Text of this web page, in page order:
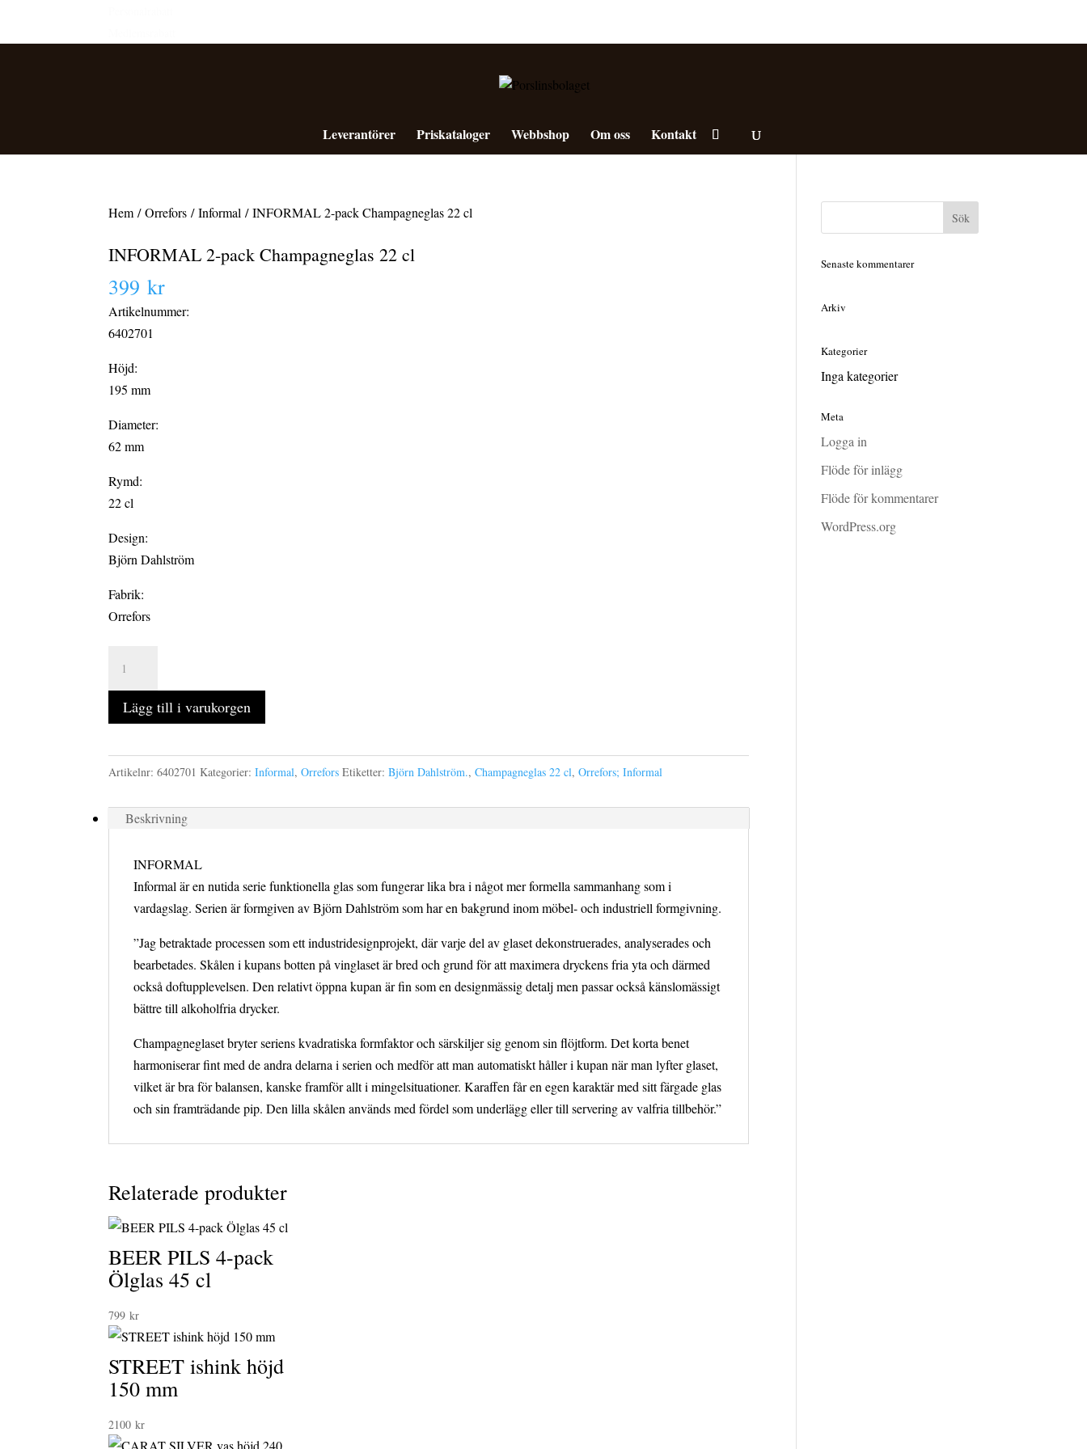
Leverantörer Priskataloger Webbshop Om oss Kontakt
Hem /Orrefors /Informal / INFORMAL 2-pack Champagneglas 22 cl
INFORMAL 2-pack Champagneglas 22 cl
399kr
Artikelnummer:
6402701
Höjd:
195 mm
Diameter:
62 mm
Rymd:
22 cl
Design:
Björn Dahlström
Fabrik:
Orrefors
pack
Champagneglas
cl
Lägg till i varukorgen
Artikelnr:6402701 Kategorier:Informal,Orrefors Etiketter:Björn Dahlström.,Champagneglas 22 cl,Orrefors; Informal
Beskrivning
INFORMAL
Informal är en nutida serie funktionella glas som fungerar lika bra i något mer formella sammanhang som i
vardagslag. Serien är formgiven av Björn Dahlström som har en bakgrund inom möbel- och industriell formgivning.
”Jag betraktade processen som ett industridesignprojekt, där varje del av glaset dekonstruerades, analyserades och
bearbetades. Skålen i kupans botten på vinglaset är bred och grund för att maximera dryckens fria yta och därmed
också doftupplevelsen. Den relativt öppna kupan är fin som en designmässig detalj men passar också känslomässigt
bättre till alkoholfria drycker.
Champagneglaset bryter seriens kvadratiska formfaktor och särskiljer sig genom sin flöjtform. Det korta benet
harmoniserar fint med de andra delarna i serien och medför att man automatiskt håller i kupan när man lyfter glaset,
vilket är bra för balansen, kanske framför allt i mingelsituationer. Karaffen får en egen karaktär med sitt färgade glas
och sin framträdande pip. Den lilla skålen används med fördel som underlägg eller till servering av valfria tillbehör.”
Relaterade produkter
BEER PILS 4-pack
Ölglas 45 cl
799kr
STREET ishink höjd
150 mm
2100kr
Senaste kommentarer
Arkiv
Kategorier
Inga kategorier
Meta
Logga in
Flöde för inlägg
Flöde för kommentarer
WordPress.org